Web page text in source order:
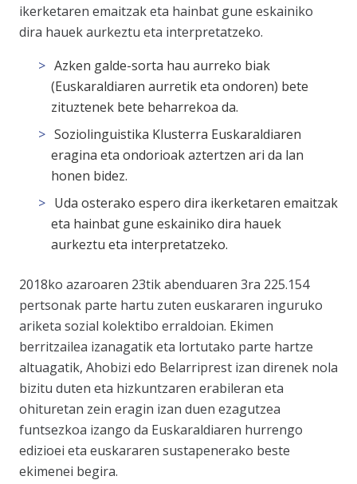
ikerketaren emaitzak eta hainbat gune eskainiko
dira hauek aurkeztu eta interpretatzeko.
Azken galde-sorta hau aurreko biak
(Euskaraldiaren aurretik eta ondoren) bete
zituztenek bete beharrekoa da.
Soziolinguistika Klusterra Euskaraldiaren
eragina eta ondorioak aztertzen ari da lan
honen bidez.
Uda osterako espero dira ikerketaren emaitzak
eta hainbat gune eskainiko dira hauek
aurkeztu eta interpretatzeko.
2018ko azaroaren 23tik abenduaren 3ra 225.154
pertsonak parte hartu zuten euskararen inguruko
ariketa sozial kolektibo erraldoian. Ekimen
berritzailea izanagatik eta lortutako parte hartze
altuagatik, Ahobizi edo Belarriprest izan direnek nola
bizitu duten eta hizkuntzaren erabileran eta
ohituretan zein eragin izan duen ezagutzea
funtsezkoa izango da Euskaraldiaren hurrengo
edizioei eta euskararen sustapenerako beste
ekimenei begira.